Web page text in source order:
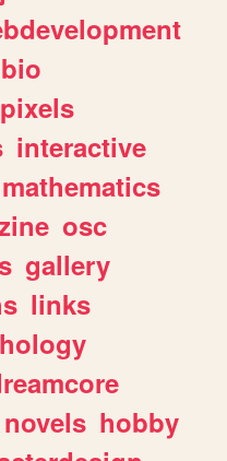
bio
pixels
interactive
mathematics
osc
gallery
links
novels hobby